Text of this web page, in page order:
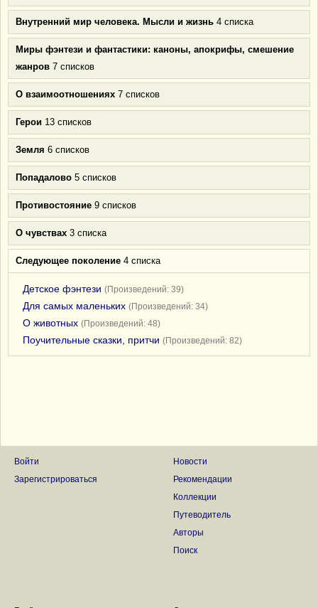
Внутренний мир человека. Мысли и жизнь 4 списка
Миры фэнтези и фантастики: каноны, апокрифы, смешение
жанров 7 списков
О взаимоотношениях 7 списков
Герои 13 списков
Земля 6 списков
Попадалово 5 списков
Противостояние 9 списков
О чувствах 3 списка
Следующее поколение 4 списка
Детское фэнтези (Произведений: 39)
Для самых маленьких (Произведений: 34)
О животных (Произведений: 48)
Поучительные сказки, притчи (Произведений: 82)
Войти
Зарегистрироваться
Новости
Рекомендации
Коллекции
Путеводитель
Авторы
Поиск